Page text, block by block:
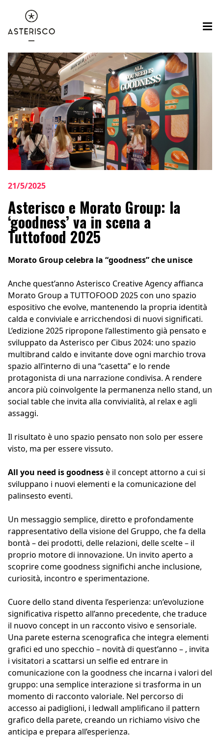
21/5/2025
Asterisco e Morato Group: la
‘goodness’ va in scena a
Tuttofood 2025
Morato Group celebra la “goodness” che unisce
Anche quest’anno Asterisco Creative Agency affianca
Morato Group a TUTTOFOOD 2025 con uno spazio
espositivo che evolve, mantenendo la propria identità
calda e conviviale e arricchendosi di nuovi significati.
L’edizione 2025 ripropone l’allestimento già pensato e
sviluppato da Asterisco per Cibus 2024: uno spazio
multibrand caldo e invitante dove ogni marchio trova
spazio all’interno di una “casetta” e lo rende
protagonista di una narrazione condivisa. A rendere
ancora più coinvolgente la permanenza nello stand, un
social table che invita alla convivialità, al relax e agli
assaggi.
Il risultato è uno spazio pensato non solo per essere
visto, ma per essere vissuto.
All you need is goodnessè il concept attorno a cui si
sviluppano i nuovi elementi e la comunicazione del
palinsesto eventi.
Un messaggio semplice, diretto e profondamente
rappresentativo della visione del Gruppo, che fa della
bontà – dei prodotti, delle relazioni, delle scelte – il
proprio motore di innovazione. Un invito aperto a
scoprire come goodness significhi anche inclusione,
curiosità, incontro e sperimentazione.
Cuore dello stand diventa l’esperienza: un’evoluzione
significativa rispetto all’anno precedente, che traduce
il nuovo concept in un racconto visivo e sensoriale.
Una parete esterna scenografica che integra elementi
grafici ed uno specchio – novità di quest’anno – , invita
i visitatori a scattarsi un selfie ed entrare in
comunicazione con la goodness che incarna i valori del
gruppo: una semplice interazione si trasforma in un
momento di racconto valoriale. Nel percorso di
accesso ai padiglioni, i ledwall amplificano il pattern
grafico della parete, creando un richiamo visivo che
anticipa e prepara all’esperienza.